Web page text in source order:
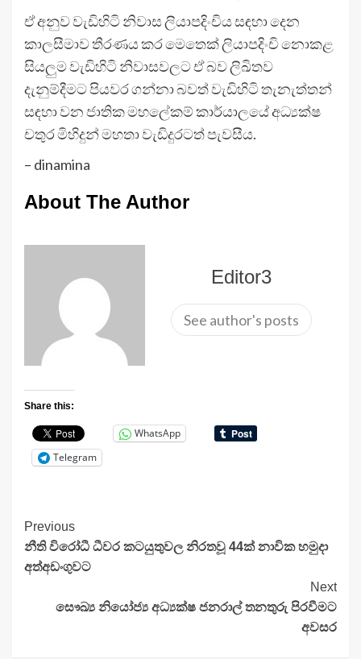
ඒ අනුව වැඩිහිටි නිවාස ලියාපදිංචිය සඳහා දෙන
කාලසීමාව තීරණය කර මෙතෙක් ලියාපදිංචි නොකළ
සියලුම වැඩිහිටි නිවාසවලට ඒ බව ලිඛිතව
දැනුම්දීමට පියවර ගන්නා බවත් වැඩිහිටි තැනැත්තන්
සඳහා වන ජාතික මහලේකම් කාර්යාලයේ අධ්‍යක්ෂ
චතුර මිහිදුන් මහතා වැඩිදුරටත් පැවසීය.
– dinamina
About The Author
Editor3
See author's posts
Share this:
WhatsApp
Telegram
Continue
Reading
Previous
නීති විරෝධී ධීවර කටයුතුවල නිරතවූ 44ක් නාවික හමුදා
අත්අඩංගුවට
Next
සෞඛ්‍ය නියෝජ්‍ය අධ්‍යක්ෂ ජනරාල් තනතුරු පිරවීමට
අවසර